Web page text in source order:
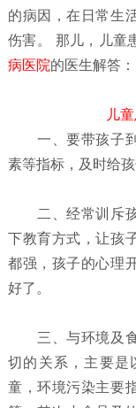
的病因，在日常生
伤害。 那儿，儿童
病医院的医生解答：
儿
一、要带孩子到
素等指标，及时给
二、经常训斥孩
下教育方式，让孩
都强，孩子的心理
好了。
三、与环境及食
切的关系，主要是
童，环境污染主要